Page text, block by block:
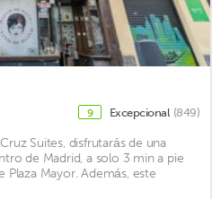
9 Excepcional (849)
Suites, disfrutarás de una
de Madrid, a solo 3 min a pie
Plaza Mayor. Además, este